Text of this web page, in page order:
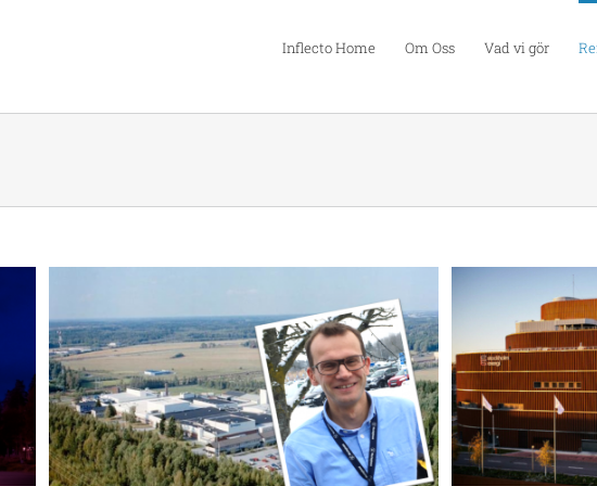
Inflecto Home Om Oss Vad vi gör
Anders Egelrud VD, Stockholm Exergi
Kunder berättar